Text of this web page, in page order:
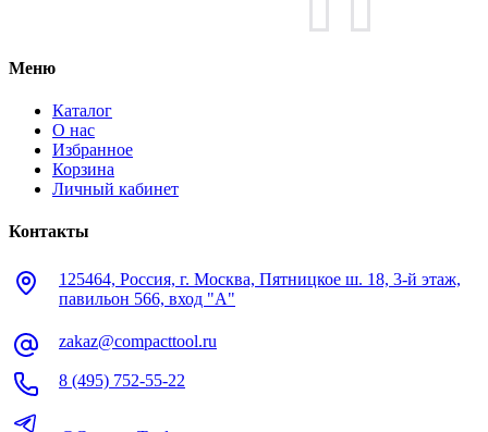
Меню
Каталог
О нас
Избранное
Корзина
Личный кабинет
Контакты
125464, Россия, г. Москва, Пятницкое ш. 18, 3-й этаж,
павильон 566, вход "А"
zakaz@compacttool.ru
8 (495) 752-55-22